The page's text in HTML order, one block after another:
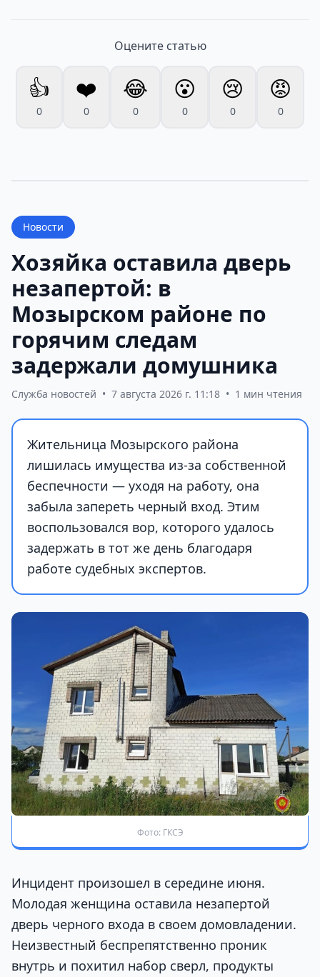
Оцените статью
👍
0
❤️
0
😂
0
😮
0
😢
0
😡
0
Новости
Хозяйка оставила дверь
незапертой: в
Мозырском районе по
горячим следам
задержали домушника
Служба новостей • 7 августа 2026 г. 11:18 • 1 мин чтения
Жительница Мозырского района
лишилась имущества из-за собственной
беспечности — уходя на работу, она
забыла запереть черный вход. Этим
воспользовался вор, которого удалось
задержать в тот же день благодаря
работе судебных экспертов.
Фото: ГКСЭ
Инцидент произошел в середине июня.
Молодая женщина оставила незапертой
дверь черного входа в своем домовладении.
Неизвестный беспрепятственно проник
внутрь и похитил набор сверл, продукты